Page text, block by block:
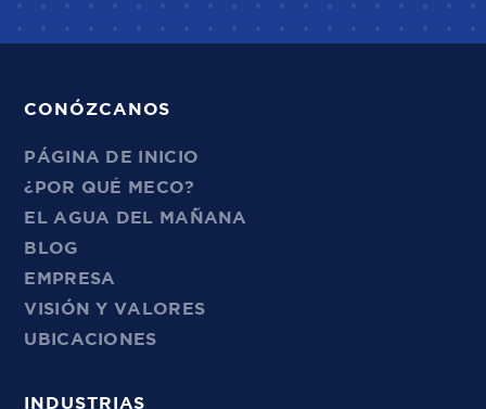
CONÓZCANOS
PÁGINA DE INICIO
¿POR QUÉ MECO?
EL AGUA DEL MAÑANA
BLOG
EMPRESA
VISIÓN Y VALORES
UBICACIONES
INDUSTRIAS